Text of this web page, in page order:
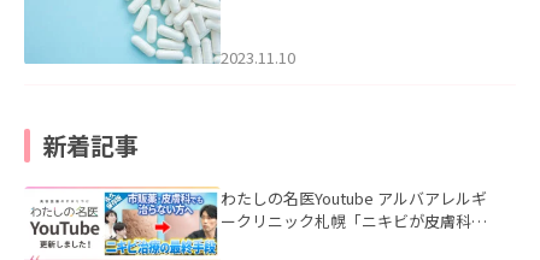
2023.11.10
新着記事
わたしの名医Youtube アルバアレルギ
ークリニック札幌「ニキビが皮膚科で